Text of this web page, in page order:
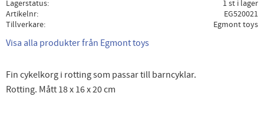
Lagerstatus
1 st i lager
Artikelnr
EG520021
Tillverkare
Egmont toys
Visa alla produkter från Egmont toys
Fin cykelkorg i rotting som passar till barncyklar.
Rotting. Mått 18 x 16 x 20 cm